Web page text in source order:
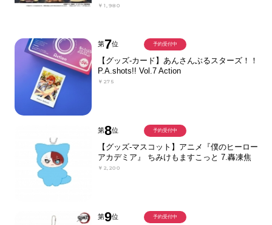
￥1,980
第7位
【グッズ-カード】あんさんぶるスターズ！！
P.A.shots!! Vol.7 Action
￥275
予約受付中
第8位
【グッズ-マスコット】アニメ『僕のヒーロー
アカデミア』 ちみけもますこっと 7.轟凍焦
￥2,200
予約受付中
第9位 予約受付中